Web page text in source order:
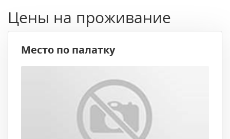
Цены на проживание
Место по палатку